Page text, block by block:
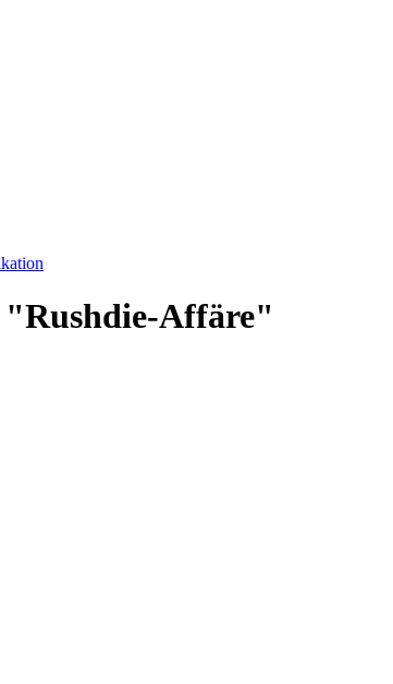
"Rushdie-Affäre"